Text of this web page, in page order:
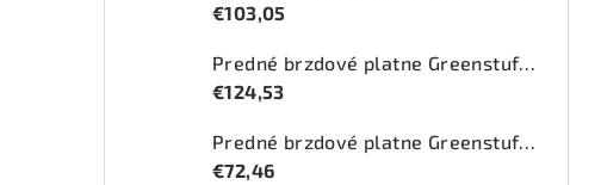
€103,05
Predné brzdové platne Greenstuff 2000 (DP21074)
€124,53
Predné brzdové platne Greenstuff 2000 (DP21344)
€72,46